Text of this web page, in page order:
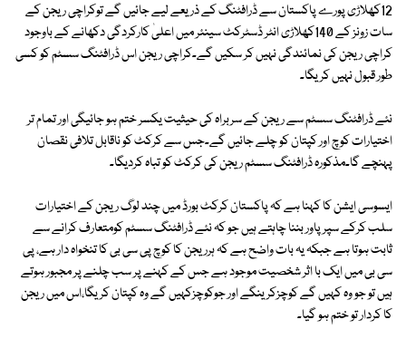
12کھلاڑی پورے پاکستان سے ڈرافٹنگ کے ذریعے لیے جائیں گے توکراچی ریجن کے
سات زونز کے 140کھلاڑی انٹر ڈسٹرکٹ سینئر میں اعلیٰ کارکردگی دکھانے کے باوجود
کراچی ریجن کی نمائندگی نہیں کر سکیں گے۔کراچی ریجن اس ڈرافٹنگ سسٹم کو کسی
طور قبول نہیں کریگا۔
نئے ڈرافٹنگ سسٹم سے ریجن کے سربراہ کی حیثیت یکسر ختم ہو جائیگی اور تمام تر
اختیارات کوچ اور کپتان کو چلے جائیں گے۔جس سے کرکٹ کو ناقابل تلافی نقصان
پہنچے گا۔مذکورہ ڈرافٹنگ سسٹم ریجن کی کرکٹ کو تباہ کردیگا۔
ایسوسی ایشن کا کہنا ہے کہ پاکستان کرکٹ بورڈ میں چند لوگ ریجن کے اختیارات
سلب کرکے سپر پاور بننا چاہتے ہیں جو کہ نئے ڈرافٹنگ سسٹم کومتعارف کرانے سے
ثابت ہوتا ہے جبکہ یہ بات واضح ہے کہ ہرریجن کا کوچ پی سی بی کا تنخواہ دار ہے، پی
سی بی میں ایک با اثر شخصیت موجود ہے جس کے کہنے پر سب چلنے پر مجبور ہوتے
ہیں تو جو وہ کہیں گے کوچزکرینگے اور جوکوچزکہیں گے وہ کپتان کریگا،اس میں ریجن
کا کردار تو ختم ہو گیا۔